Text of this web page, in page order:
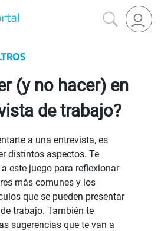
(y no hacer) en
de trabajo?
a una entrevista, es
distintos aspectos. Te
este juego para reflexionar
más comunes y los
que se pueden presentar
trabajo. También te
sugerencias que te van a